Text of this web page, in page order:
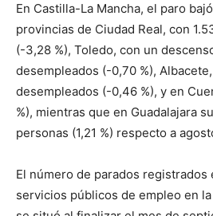
En Castilla-La Mancha, el paro
provincias de Ciudad Real, con
(-3,28 %), Toledo, con un
desempleados (-0,70 %),
desempleados (-0,46 %), y en
%), mientras que en Guadalajara
personas (1,21 %) respecto a
El número de parados registrados
servicios públicos de empleo en